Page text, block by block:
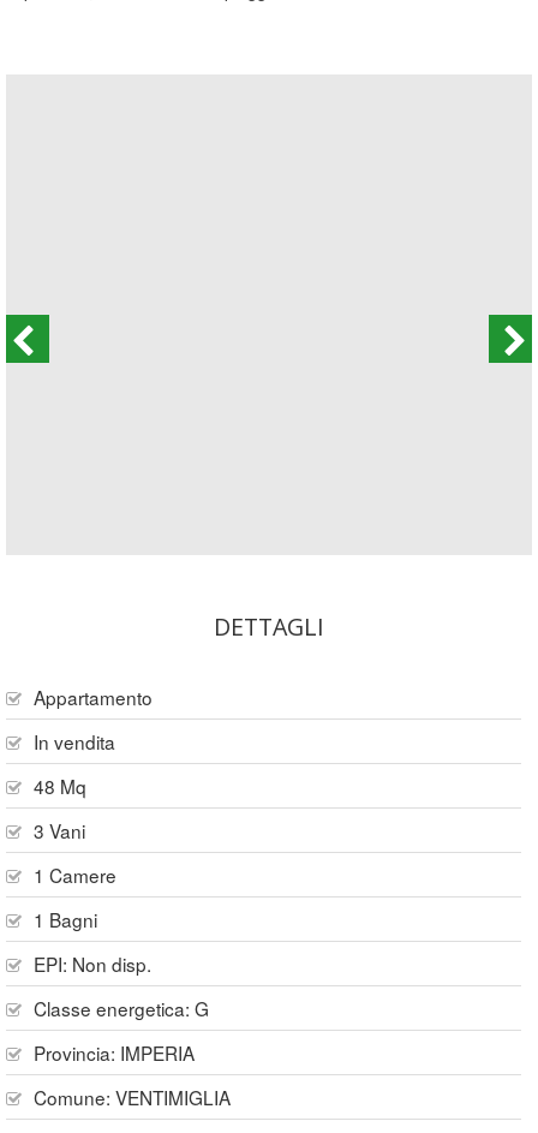
DETTAGLI
Appartamento
In vendita
48 Mq
3 Vani
1 Camere
1 Bagni
EPI: Non disp.
Classe energetica: G
Provincia: IMPERIA
Comune: VENTIMIGLIA